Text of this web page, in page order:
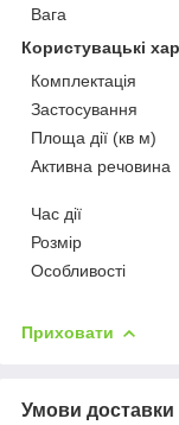
Вага
Користувацькі
Комплектація
Застосування
Площа дії (кв м)
Активна речовина
Час дії
Розмір
Особливості
Приховати
Умови доставки